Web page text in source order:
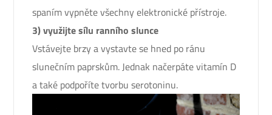
spaním vypněte všechny elektronické přístroje.
3) využijte sílu ranního slunce
Vstávejte brzy a vystavte se hned po ránu
slunečním paprskům. Jednak načerpáte vitamín D
a také podpoříte tvorbu serotoninu.